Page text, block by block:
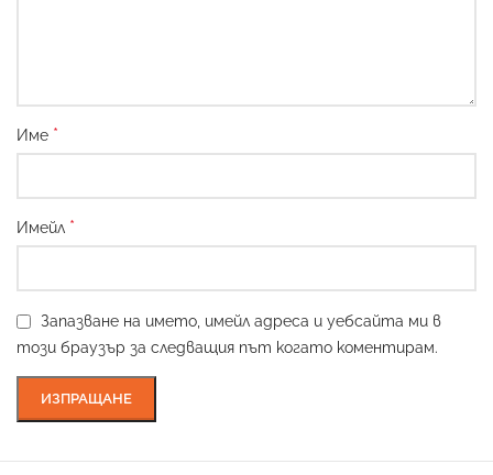
Име *
Имейл *
Запазване на името, имейл адреса и уебсайта ми в
този браузър за следващия път когато коментирам.